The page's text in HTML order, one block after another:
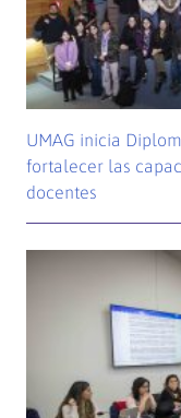
UMAG inicia
fortalecer las
docentes